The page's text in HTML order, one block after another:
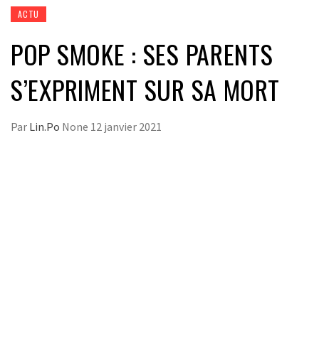
ACTU
POP SMOKE : SES PARENTS
S’EXPRIMENT SUR SA MORT
Par Lin.Po None 12 janvier 2021